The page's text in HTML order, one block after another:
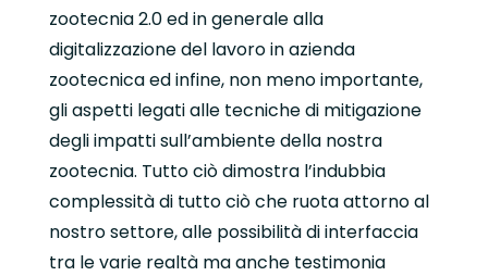
zootecnia 2.0 ed in generale alla
digitalizzazione del lavoro in azienda
zootecnica ed infine, non meno importante,
gli aspetti legati alle tecniche di mitigazione
degli impatti sull’ambiente della nostra
zootecnia. Tutto ciò dimostra l’indubbia
complessità di tutto ciò che ruota attorno al
nostro settore, alle possibilità di interfaccia
tra le varie realtà ma anche testimonia